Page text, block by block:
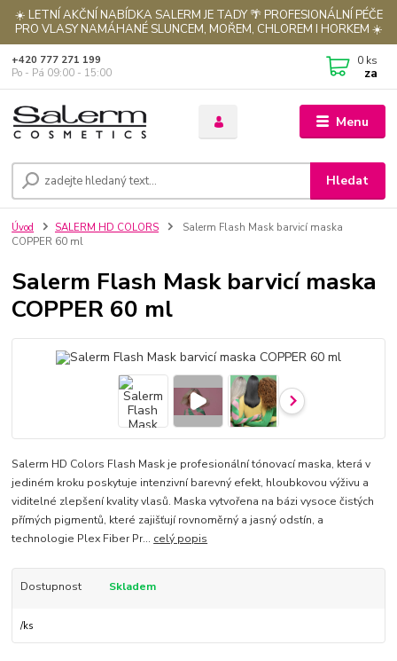
☀️ LETNÍ AKČNÍ NABÍDKA SALERM JE TADY 🌴 PROFESIONÁLNÍ PÉČE
PRO VLASY NAMÁHANÉ SLUNCEM, MOŘEM, CHLOREM I HORKEM ☀️
Menu
Hledat
+420 777 271 199
Po - Pá 09:00 - 15:00
0 ks
za
Úvod SALERM HD COLORS
Salerm Flash Mask barvicí maska
COPPER 60 ml
Salerm Flash Mask barvicí maska
COPPER 60 ml
Salerm HD Colors Flash Mask je profesionální tónovací maska, která v
jediném kroku poskytuje intenzivní barevný efekt, hloubkovou výživu a
viditelné zlepšení kvality vlasů. Maska vytvořena na bázi vysoce čistých
přímých pigmentů, které zajišťují rovnoměrný a jasný odstín, a
technologie Plex Fiber Pr... celý popis
Dostupnost Skladem
/ks